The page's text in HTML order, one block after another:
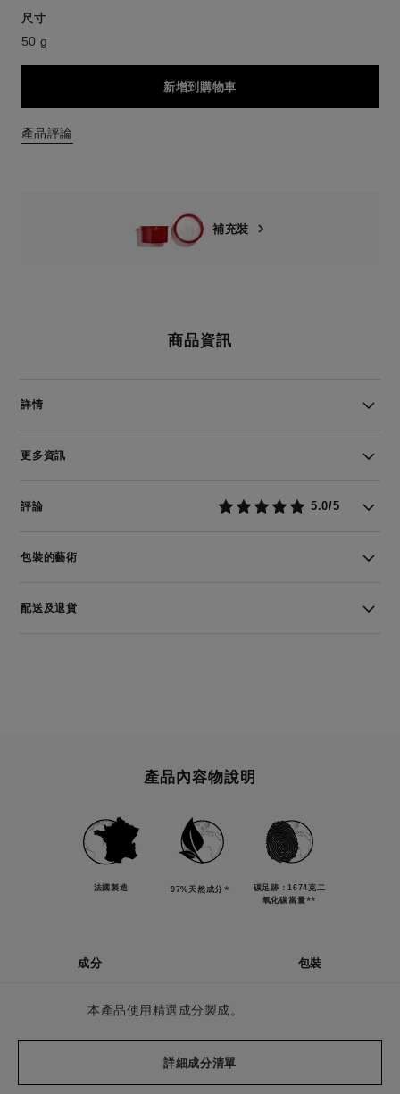
尺寸
50 g
新增到購物車
產品評論
補充裝
商品資訊
詳情
更多資訊
評論 5.0/5
包裝的藝術
配送及退貨
產品內容物說明
法國製造 97%天然成分 *
碳足跡：1674克二
氧化碳當量**
成分 包裝
本產品使用精選成分製成。
詳細成分清單